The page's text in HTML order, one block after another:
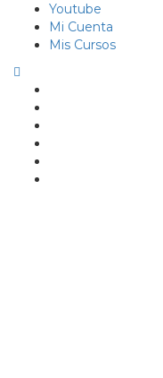
Youtube
Mi Cuenta
Mis Cursos